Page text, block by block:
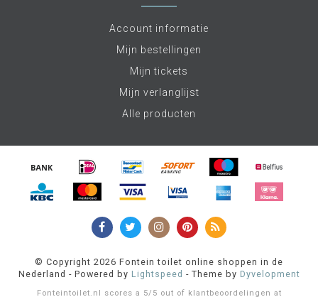
Account informatie
Mijn bestellingen
Mijn tickets
Mijn verlanglijst
Alle producten
© Copyright 2026 Fontein toilet online shoppen in de
Nederland - Powered by Lightspeed - Theme by Dyvelopment
Fonteintoilet.nl scores a 5/ 5 out of klantbeoordelingen at